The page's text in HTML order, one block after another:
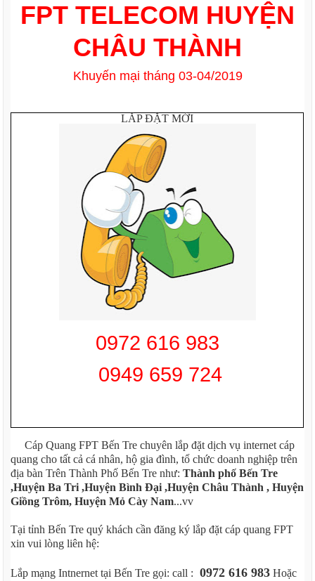
FPT TELECOM HUYỆN
CHÂU THÀNH
Khuyến mại tháng 03-04/2019
LẮP ĐẶT MỚI
0972 616 983
0949 659 724
Cáp Quang FPT Bến Tre chuyên lắp đặt dịch vụ internet cáp
quang cho tất cả cá nhân, hộ gia đình, tổ chức doanh nghiệp trên
địa bàn Trên Thành Phố Bến Tre như:Thành phố Bến Tre
,Huyện Ba Tri ,Huyện Bình Đại ,Huyện Châu Thành , Huyện
Giồng Trôm, Huyện Mỏ Cày Nam...vv
Tại tỉnh Bến Tre quý khách cần đăng ký lắp đặt cáp quang FPT
xin vui lòng liên hệ:
Lắp mạng Intnernet tại Bến Tre gọi: call : 0972 616 983 Hoặc